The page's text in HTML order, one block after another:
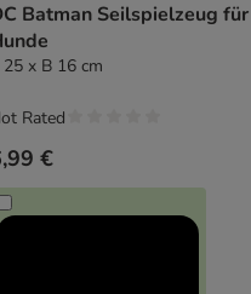
Batman Seilspielzeug für
25 x B 16 cm
€
Rated